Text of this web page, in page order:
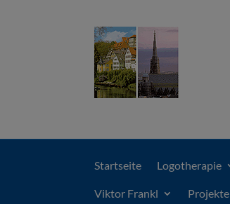
Startseite Logotherapie
Viktor Frankl Projekte